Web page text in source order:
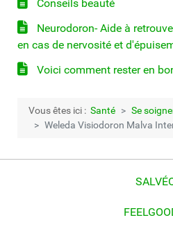
Conseils beauté
Neurodoron- Aide à
en cas de nervosité et
Voici comment rester en
Vous êtes ici : Santé
Se
Weleda Visiodoron Malva